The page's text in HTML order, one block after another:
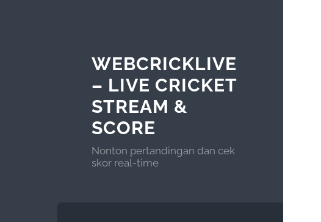
WEBCRICKLIVE
– LIVE CRICKET
STREAM &
SCORE
Nonton pertandingan dan cek
skor real-time